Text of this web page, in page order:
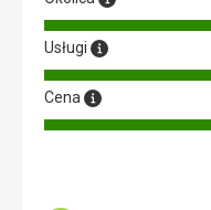
Usługi
Cena